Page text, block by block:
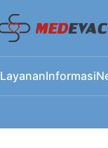
LayananInformasi